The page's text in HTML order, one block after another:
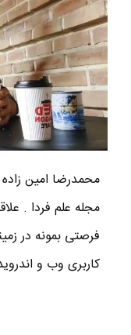
محمدرضا امين
مجله علم فردا .
فرصتی بمونه در
کاربری وب و